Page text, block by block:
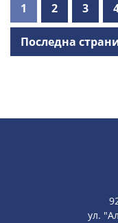
1 2 3
Последна
ул.